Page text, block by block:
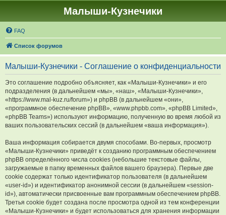
Малыши-Кузнечики
FAQ
Список форумов
Малыши-Кузнечики - Соглашение о конфиденциальности
Это соглашение подробно объясняет, как «Малыши-Кузнечики» и его
подразделения (в дальнейшем «мы», «наш», «Малыши-Кузнечики»,
«https://www.mal-kuz.ru/forum») и phpBB (в дальнейшем «они»,
«программное обеспечение phpBB», «www.phpbb.com», «phpBB Limited»,
«phpBB Teams») используют информацию, полученную во время любой из
ваших пользовательских сессий (в дальнейшем «ваша информация»).
Ваша информация собирается двумя способами. Во-первых, просмотр
«Малыши-Кузнечики» приведёт к созданию программным обеспечением
phpBB определённого числа cookies (небольшие текстовые файлы,
загружаемые в папку временных файлов вашего браузера). Первые две
cookie содержат только идентификатор пользователя (в дальнейшем
«user-id») и идентификатор анонимной сессии (в дальнейшем «session-
id»), автоматически присвоенные вам программным обеспечением phpBB.
Третья cookie будет создана после просмотра одной из тем конференции
«Малыши-Кузнечики» и будет использоваться для хранения информации